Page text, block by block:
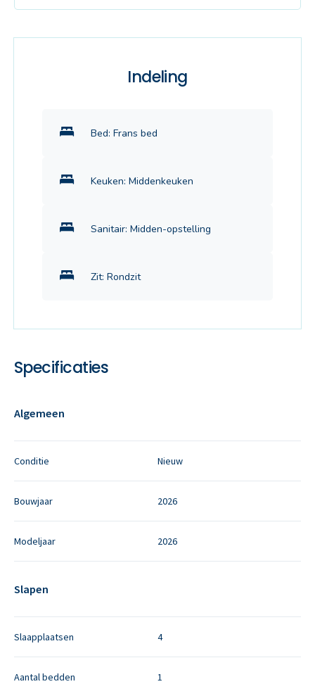
Indeling
Bed: Frans bed
Keuken: Middenkeuken
Sanitair: Midden-opstelling
Zit: Rondzit
Specificaties
Algemeen
Conditie Nieuw
Bouwjaar 2026
Modeljaar 2026
Slapen
Slaapplaatsen 4
Aantal bedden 1